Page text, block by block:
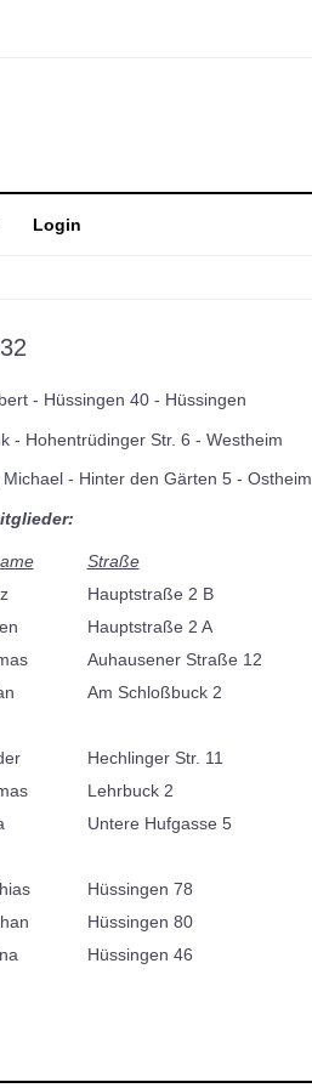
Login
- Hüssingen 40 - Hüssingen
- Hohentrüdinger Str. 6 - Westheim
- Hinter den Gärten 5 - Ostheim
Straße
Hauptstraße 2 B
Hauptstraße 2 A
Auhausener Straße 12
Am Schloßbuck 2
Hechlinger Str. 11
Lehrbuck 2
Untere Hufgasse 5
Hüssingen 78
Hüssingen 80
Hüssingen 46